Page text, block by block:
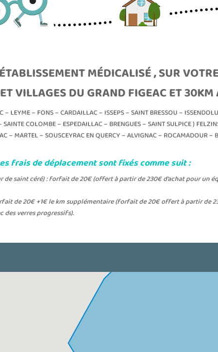
MÉDICALISÉ , SUR
VILLAGES DU GRAND FIGEAC ET
LEYME – FONS – CARDAILLAC – ISSEPS – SAINT BRESSOU –
COLOMBE – ESPEDAILLAC – BRENGUES – SAINT SULPICE )
– MARTEL – SOUSCEYRAC EN QUERCY – ALVIGNAC – ROCAMADOUR –
frais de déplacement sont fixés comme suit :
saint céré) : forfait de 20€ (offert à partir de 230€ d’achat pour un
de 20€ +1€ le km supplémentaire (forfait de 20€ offert à partir de
des verres progressifs).